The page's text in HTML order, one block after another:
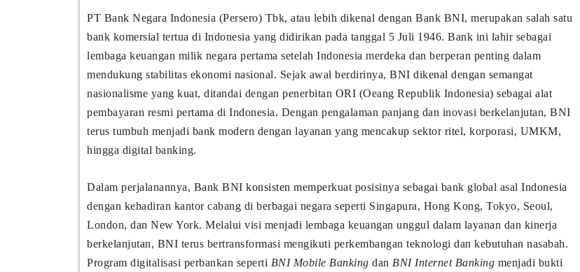
PT Bank Negara Indonesia (Persero) Tbk, atau lebih dikenal dengan Bank BNI, merupakan salah satu
bank komersial tertua di Indonesia yang didirikan pada tanggal 5 Juli 1946. Bank ini lahir sebagai
lembaga keuangan milik negara pertama setelah Indonesia merdeka dan berperan penting dalam
mendukung stabilitas ekonomi nasional. Sejak awal berdirinya, BNI dikenal dengan semangat
nasionalisme yang kuat, ditandai dengan penerbitan ORI (Oeang Republik Indonesia) sebagai alat
pembayaran resmi pertama di Indonesia. Dengan pengalaman panjang dan inovasi berkelanjutan, BNI
terus tumbuh menjadi bank modern dengan layanan yang mencakup sektor ritel, korporasi, UMKM,
hingga digital banking.
Dalam perjalanannya, Bank BNI konsisten memperkuat posisinya sebagai bank global asal Indonesia
dengan kehadiran kantor cabang di berbagai negara seperti Singapura, Hong Kong, Tokyo, Seoul,
London, dan New York. Melalui visi menjadi lembaga keuangan unggul dalam layanan dan kinerja
berkelanjutan, BNI terus bertransformasi mengikuti perkembangan teknologi dan kebutuhan nasabah.
Program digitalisasi perbankan seperti BNI Mobile Banking dan BNI Internet Banking menjadi bukti